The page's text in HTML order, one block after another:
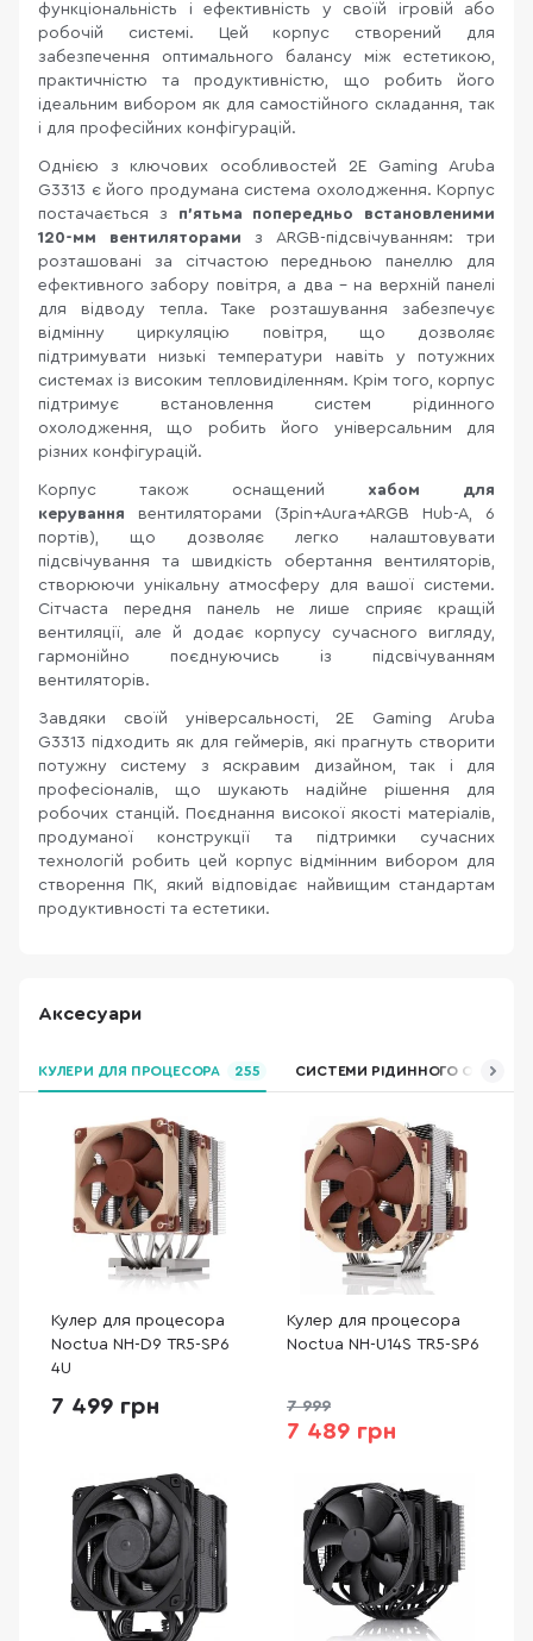
функціональність і ефективність у своїй ігровій або
робочій системі. Цей корпус створений для
забезпечення оптимального балансу між естетикою,
практичністю та продуктивністю, що робить його
ідеальним вибором як для самостійного складання, так
і для професійних конфігурацій.
Однією з ключових особливостей 2E Gaming Aruba
G3313 є його продумана система охолодження. Корпус
постачається з
п’ятьма попередньо встановленими
120-мм вентиляторами з ARGB-підсвічуванням: три
розташовані за сітчастою передньою панеллю для
ефективного забору повітря, а два – на верхній панелі
для відводу тепла. Таке розташування забезпечує
відмінну циркуляцію повітря, що дозволяє
підтримувати низькі температури навіть у потужних
системах із високим тепловиділенням. Крім того, корпус
підтримує встановлення систем рідинного
охолодження, що робить його універсальним для
різних конфігурацій.
Корпус також оснащений хабом для
керування вентиляторами (3pin+Aura+ARGB Hub-A, 6
портів), що дозволяє легко налаштовувати
підсвічування та швидкість обертання вентиляторів,
створюючи унікальну атмосферу для вашої системи.
Сітчаста передня панель не лише сприяє кращій
вентиляції, але й додає корпусу сучасного вигляду,
гармонійно поєднуючись із підсвічуванням
вентиляторів.
Завдяки своїй універсальності, 2E Gaming Aruba
G3313 підходить як для геймерів, які прагнуть створити
потужну систему з яскравим дизайном, так і для
професіоналів, що шукають надійне рішення для
робочих станцій. Поєднання високої якості матеріалів,
продуманої конструкції та підтримки сучасних
технологій робить цей корпус відмінним вибором для
створення ПК, який відповідає найвищим стандартам
продуктивності та естетики.
Аксесуари
КУЛЕРИ ДЛЯ ПРОЦЕСОРА 255 СИСТЕМИ РІДИННОГО
Кулер для процесора
Noctua NH-D9 TR5-SP6
4U
7 499 грн
Кулер для процесора
Noctua NH-U14S TR5-SP6
7 999
7 489 грн